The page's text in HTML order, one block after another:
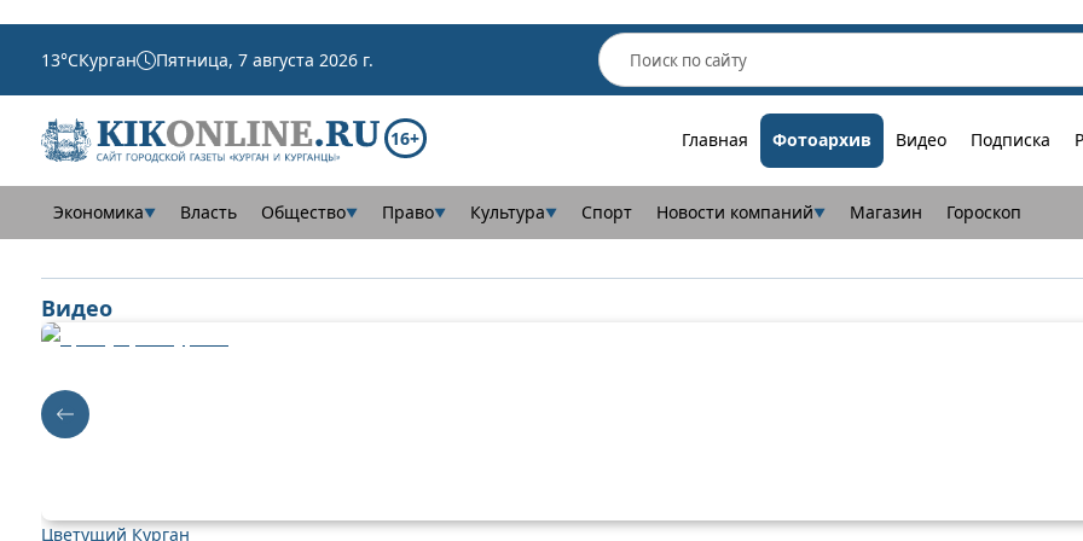
13°CКурган Пятница, 7 августа 2026 г.
16+ Главная Фотоархив Видео Подписка
Экономика▼ Власть Общество▼ Право▼ Культура▼ Спорт Новости компаний▼ Магазин Гороскоп
Видео
Цветущий Курган